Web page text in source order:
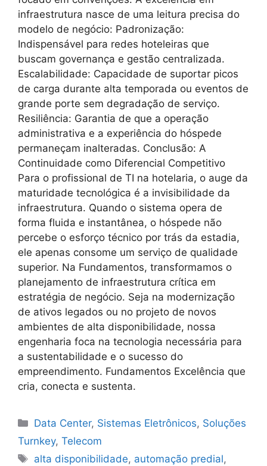
infraestrutura nasce de uma leitura precisa do
modelo de negócio: Padronização:
Indispensável para redes hoteleiras que
buscam governança e gestão centralizada.
Escalabilidade: Capacidade de suportar picos
de carga durante alta temporada ou eventos de
grande porte sem degradação de serviço.
Resiliência: Garantia de que a operação
administrativa e a experiência do hóspede
permaneçam inalteradas. Conclusão: A
Continuidade como Diferencial Competitivo
Para o profissional de TI na hotelaria, o auge da
maturidade tecnológica é a invisibilidade da
infraestrutura. Quando o sistema opera de
forma fluida e instantânea, o hóspede não
percebe o esforço técnico por trás da estadia,
ele apenas consome um serviço de qualidade
superior. Na Fundamentos, transformamos o
planejamento de infraestrutura crítica em
estratégia de negócio. Seja na modernização
de ativos legados ou no projeto de novos
ambientes de alta disponibilidade, nossa
engenharia foca na tecnologia necessária para
a sustentabilidade e o sucesso do
empreendimento. Fundamentos Excelência que
cria, conecta e sustenta.
Data Center, Sistemas Eletrônicos, Soluções
Turnkey, Telecom
alta disponibilidade, automação predial,